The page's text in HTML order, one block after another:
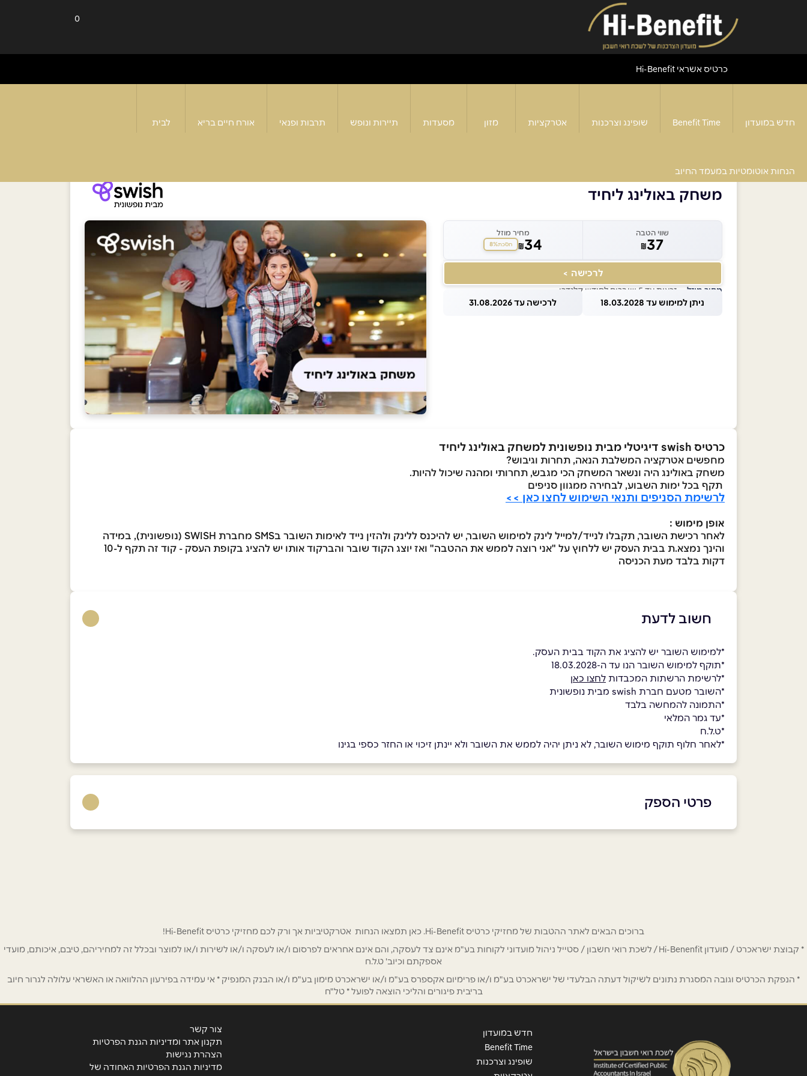
0
כרטיס אשראי Hi-Benefit
חדש במועדון Benefit Time שופינג וצרכנות אטרקציות מזון מסעדות תיירות ונופש תרבות ופנאי אורח חיים בריא לבית
הנחות אוטומטיות במעמד החיוב
משחק באולינג ליחיד
שווי הטבה
₪37
מחיר מוזל
₪34 חסכת8%
לרכישה >
מחיר מוזל — זכאות עד 5 שוברים לחודש קלנדרי
ניתן למימוש עד 18.03.2028 לרכישה עד 31.08.2026
כרטיס swish דיגיטלי מבית נופשונית למשחק באולינג ליחיד
מחפשים אטרקציה המשלבת הנאה, תחרות וגיבוש?
משחק באולינג היה ונשאר המשחק הכי מגבש, תחרותי ומהנה שיכול להיות.
תקף בכל ימות השבוע, לבחירה ממגוון סניפים
לרשימת הסניפים ותנאי השימוש לחצו כאן >>
אופן מימוש :
לאחר רכישת השובר, תקבלו לנייד/למייל לינק למימוש השובר, יש להיכנס ללינק ולהזין נייד לאימות השובר בSMS מחברת SWISH (נופשונית), במידה
והינך נמצא.ת בבית העסק יש ללחוץ על "אני רוצה לממש את ההטבה" ואז יוצג הקוד שובר והברקוד אותו יש להציג בקופת העסק - קוד זה תקף ל-10
דקות בלבד מעת הכניסה
חשוב לדעת
*למימוש השובר יש להציג את הקוד בבית העסק.
*תוקף למימוש השובר הנו עד ה-18.03.2028
*לרשימת הרשתות המכבדות לחצו כאן
*השובר מטעם חברת swish מבית נופשונית
*התמונה להמחשה בלבד
*עד גמר המלאי
*ט.ל.ח
*לאחר חלוף תוקף מימוש השובר, לא ניתן יהיה לממש את השובר ולא יינתן זיכוי או החזר כספי בגינו
פרטי הספק
אנא חזרו אלי בקשר ל...
הודעה*
ברוכים הבאים לאתר ההטבות של מחזיקי כרטיס Hi-Benefit. כאן תמצאו הנחות אטרקטיביות אך ורק לכם מחזיקי כרטיס Hi-Benefit!
* קבוצת ישראכרט / מועדון Hi-Benenfit / לשכת רואי חשבון / סטייל ניהול מועדוני לקוחות בע"מ אינם צד לעסקה, והם אינם אחראים לפרסום ו/או לעסקה ו/או לשירות ו/או למוצר ובכלל זה למחיריהם, טיבם, איכותם, מועדי
אספקתם וכיוב' ט.ל.ח
* הנפקת הכרטיס וגובה המסגרת נתונים לשיקול דעתה הבלעדי של ישראכרט בע"מ ו/או פרימיום אקספרס בע"מ ו/או ישראכרט מימון בע"מ ו/או הבנק המנפיק * אי עמידה בפירעון ההלוואה או האשראי עלולה לגרור חיוב
בריבית פיגורים והליכי הוצאה לפועל * טל"ח
חדש במועדון
Benefit Time
שופינג וצרכנות
צור קשר
תקנון אתר ומדיניות הגנת הפרטיות
הצהרת נגישות
מדיניות הגנת הפרטיות האחודה של